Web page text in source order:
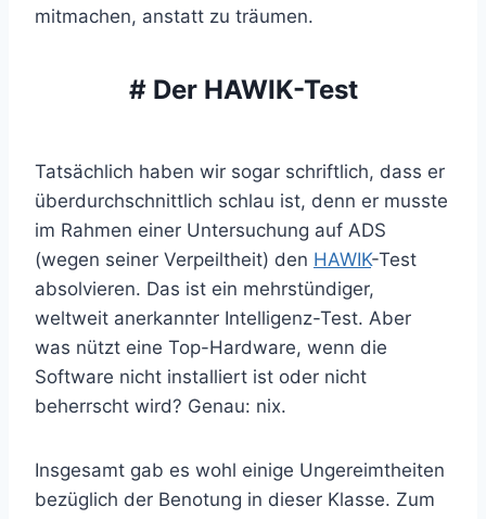
mitmachen, anstatt zu träumen.
# Der HAWIK-Test
Tatsächlich haben wir sogar schriftlich, dass er
überdurchschnittlich schlau ist, denn er musste
im Rahmen einer Untersuchung auf ADS
(wegen seiner Verpeiltheit) den HAWIK-Test
absolvieren. Das ist ein mehrstündiger,
weltweit anerkannter Intelligenz-Test. Aber
was nützt eine Top-Hardware, wenn die
Software nicht installiert ist oder nicht
beherrscht wird? Genau: nix.
Insgesamt gab es wohl einige Ungereimtheiten
bezüglich der Benotung in dieser Klasse. Zum